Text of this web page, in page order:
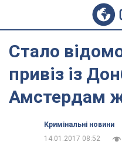
Стало
привіз із
Амстердам
Кримінальні новини
14.01.2017 08:52